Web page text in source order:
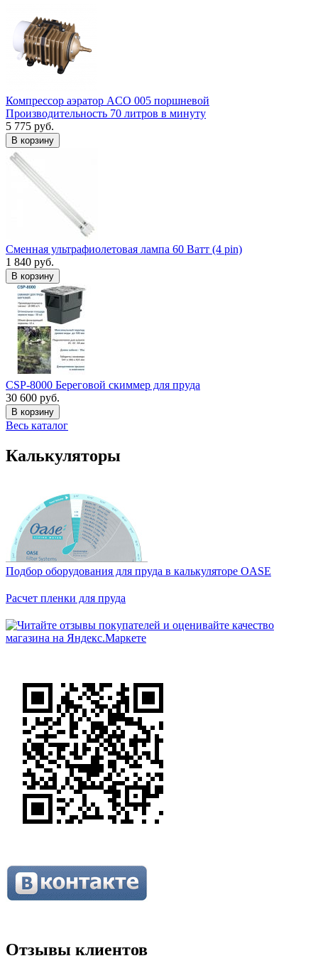
Компрессор аэратор ACO 005 поршневой
Производительность 70 литров в минуту
5 775 руб.
В корзину
Сменная ультрафиолетовая лампа 60 Ватт (4 pin)
1 840 руб.
В корзину
CSP-8000 Береговой скиммер для пруда
30 600 руб.
В корзину
Весь каталог
Калькуляторы
Подбор оборудования для пруда в калькуляторе OASE
Расчет пленки для пруда
Отзывы клиентов